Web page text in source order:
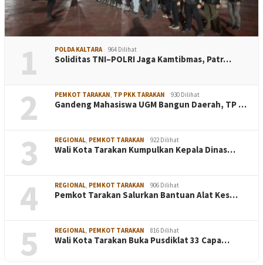
1 POLDA KALTARA 964 Dilihat
Soliditas TNI–POLRI Jaga Kamtibmas, Patr…
2 PEMKOT TARAKAN TP PKK TARAKAN 930 Dilihat
Gandeng Mahasiswa UGM Bangun Daerah, TP …
3 REGIONAL PEMKOT TARAKAN 922 Dilihat
Wali Kota Tarakan Kumpulkan Kepala Dinas…
4 REGIONAL PEMKOT TARAKAN 906 Dilihat
Pemkot Tarakan Salurkan Bantuan Alat Kes…
5 REGIONAL PEMKOT TARAKAN 816 Dilihat
Wali Kota Tarakan Buka Pusdiklat 33 Capa…